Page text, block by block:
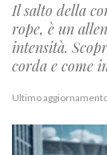
Il salto della
rope, è un
intensità.
corda e come
Ultimo